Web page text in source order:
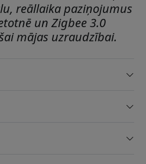
reāllaika paziņojumus
un Zigbee 3.0
mājas uzraudzībai.